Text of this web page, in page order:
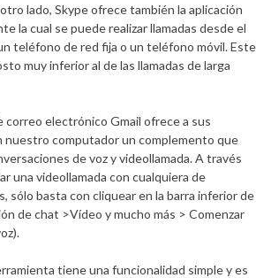
lado, Skype ofrece también la aplicación
la cual se puede realizar llamadas desde el
teléfono de red fija o un teléfono móvil. Este
muy inferior al de las llamadas de larga
correo electrónico Gmail ofrece a sus
nuestro computador un complemento que
de voz y videollamada. A través
una videollamada con cualquiera de
sólo basta con cliquear en la barra inferior de
de chat >Vídeo y mucho más > Comenzar
tiene una funcionalidad simple y es